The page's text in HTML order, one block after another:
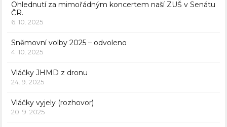
Ohlednutí za mimořádným koncertem naší ZUŠ v Senátu
ČR.
6. 10. 2025
Sněmovní volby 2025 – odvoleno
4. 10. 2025
Vláčky JHMD z dronu
24. 9. 2025
Vláčky vyjely (rozhovor)
20. 9. 2025